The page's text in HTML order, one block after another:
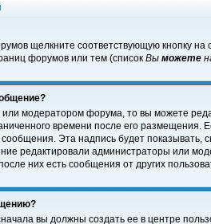
щелкните соответствующую кнопку
форумов или тем (список Вы можете
модератором форума, то вы можете
времени после его
Эта надпись будет
редактировали администраторы или
них есть сообщения от других
вы должны создать ее в центре